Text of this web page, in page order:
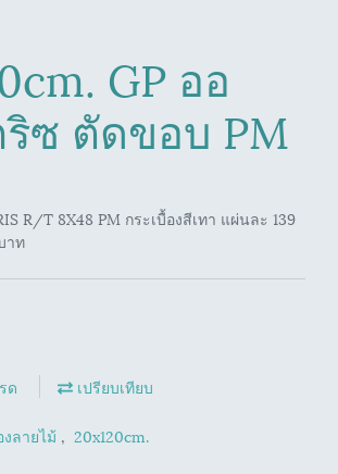
GP ออ
ซ ตัดขอบ PM
R/T 8X48 PM กระเบื้องสีเทา แผ่นละ 139
าท
ด เปรียบเทียบ
งลายไม้ , 20x120cm.